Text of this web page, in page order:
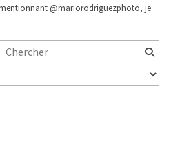
@mariorodriguezphoto, je